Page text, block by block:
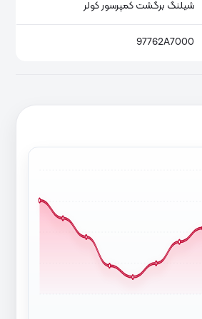
شیلنگ برگشت کمپرسور کولر
97762A7000